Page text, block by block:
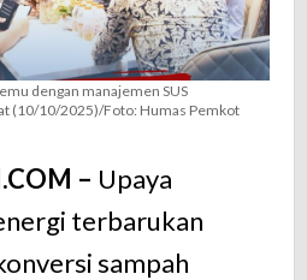
dengan manajemen SUS
(10/10/2025)/Foto: Humas Pemkot
– Upaya
terbarukan
sampah